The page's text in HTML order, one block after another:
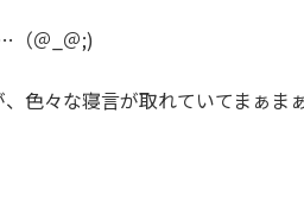
（＠_＠;)
色々な寝言が取れていてまぁま